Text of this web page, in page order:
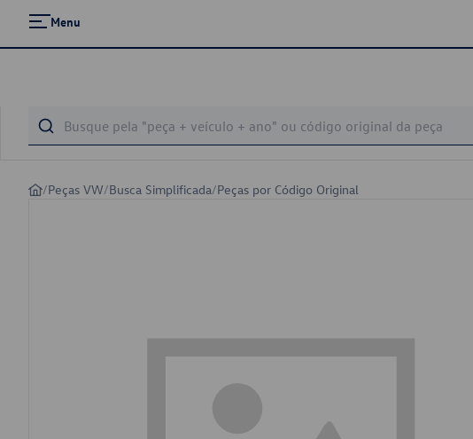
Menu
/Peças VW/Busca Simplificada/Peças por Código Original